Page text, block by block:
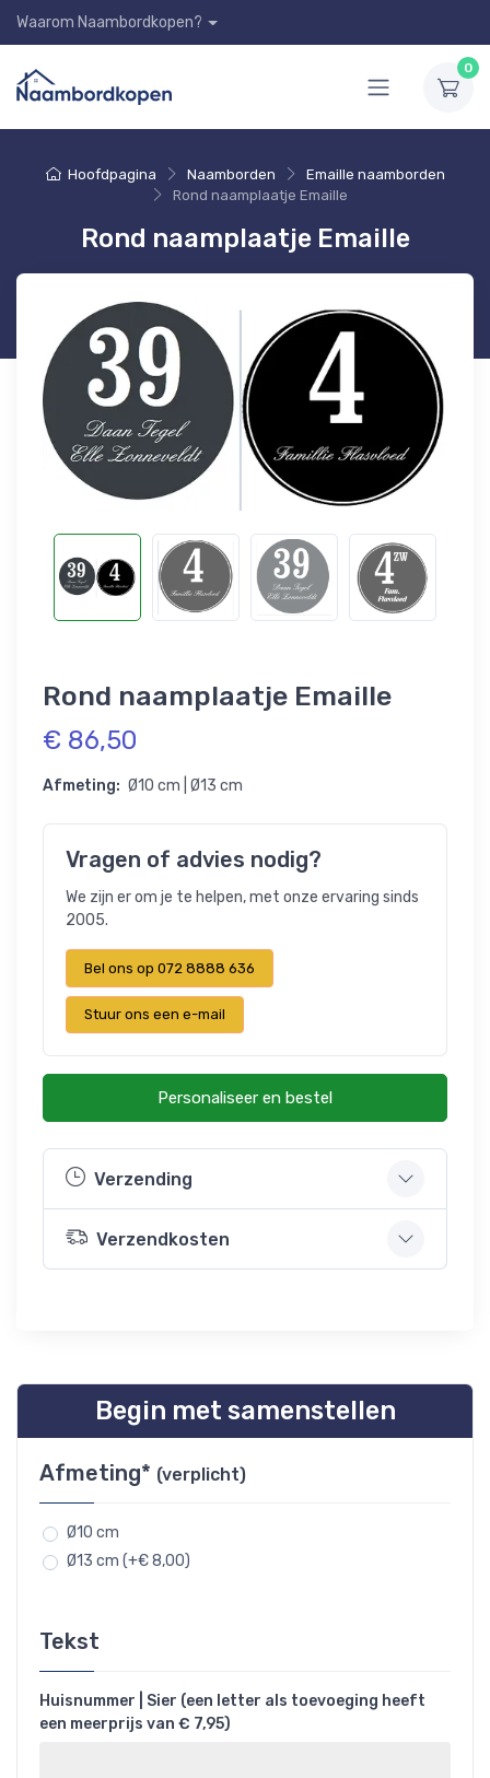
Waarom Naambordkopen?
0
Hoofdpagina Naamborden
Emaille naamborden
Rond naamplaatje Emaille
Rond naamplaatje Emaille
Rond naamplaatje Emaille
€ 86,50
Afmeting: Ø10 cm | Ø13 cm
Vragen of advies nodig?
We zijn er om je te helpen, met onze ervaring sinds
2005.
Bel ons op 072 8888 636
Stuur ons een e-mail
Personaliseer en bestel
Verzending
Verzendkosten
Begin met samenstellen
Afmeting* (verplicht)
Ø10 cm
Ø13 cm (+€ 8,00)
Tekst
Huisnummer | Sier (een letter als toevoeging heeft
een meerprijs van € 7,95)